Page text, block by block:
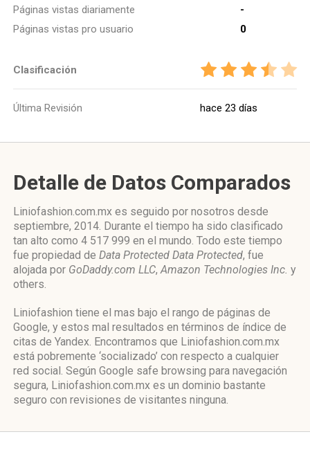
Páginas vistas diariamente
-
Páginas vistas pro usuario
0
Clasificación
Última Revisión hace 23 días
Detalle de Datos Comparados
Liniofashion.com.mx es seguido por nosotros desde
septiembre, 2014. Durante el tiempo ha sido clasificado
tan alto como 4 517 999 en el mundo. Todo este tiempo
fue propiedad de Data Protected Data Protected, fue
alojada por GoDaddy.com LLC,Amazon Technologies Inc. y
others.
Liniofashion tiene el mas bajo el rango de páginas de
Google, y estos mal resultados en términos de índice de
citas de Yandex. Encontramos que Liniofashion.com.mx
está pobremente ‘socializado’ con respecto a cualquier
red social. Según Google safe browsing para navegación
segura, Liniofashion.com.mx es un dominio bastante
seguro con revisiones de visitantes ninguna.